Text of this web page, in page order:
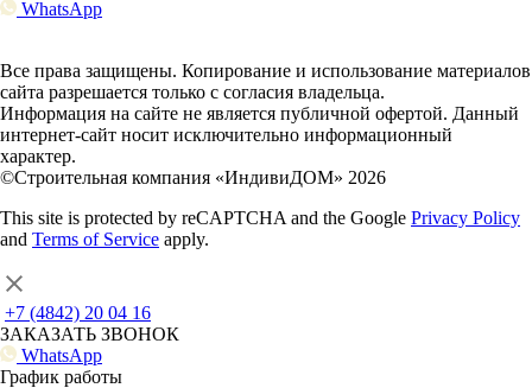
WhatsApp
Все права защищены. Копирование и использование материалов
сайта разрешается только с согласия владельца.
Информация на сайте не является публичной офертой. Данный
интернет-сайт носит исключительно информационный
характер.
©Строительная компания «ИндивиДОМ» 2026
This site is protected by reCAPTCHA and the Google Privacy Policy
and Terms of Service apply.
+7 (4842) 20 04 16
ЗАКАЗАТЬ ЗВОНОК
WhatsApp
График работы